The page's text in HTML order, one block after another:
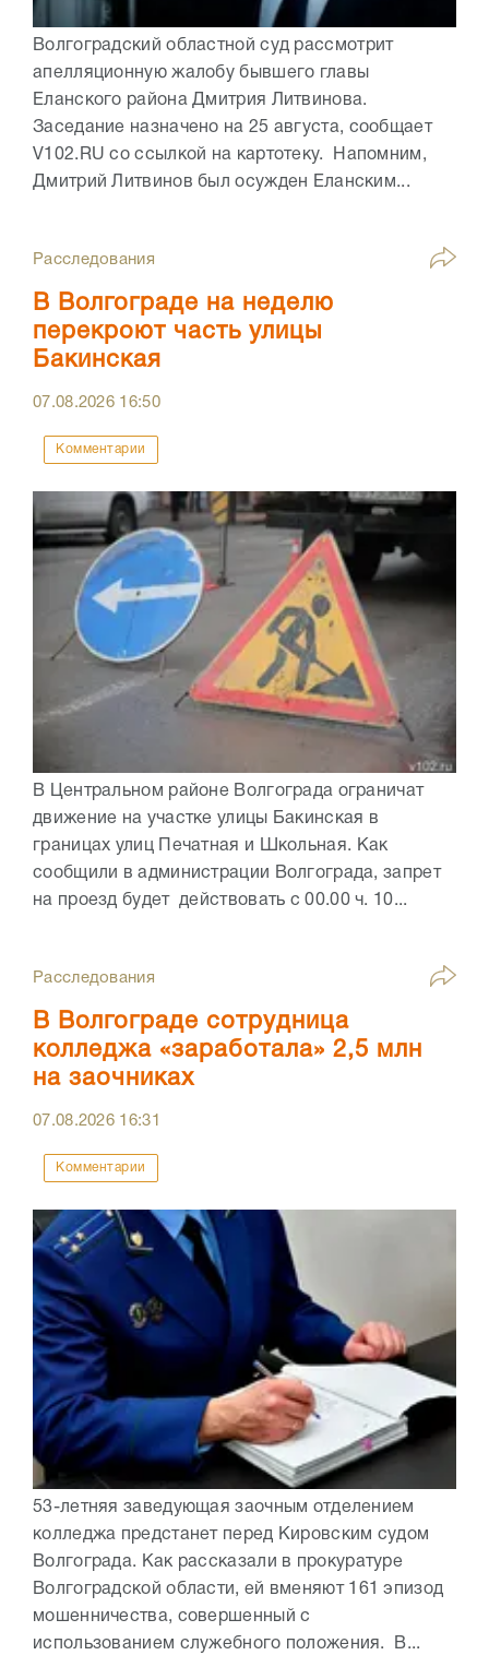
Волгоградский областной суд рассмотрит
апелляционную жалобу бывшего главы
Еланского района Дмитрия Литвинова.
Заседание назначено на 25 августа, сообщает
V102.RU со ссылкой на картотеку. Напомним,
Дмитрий Литвинов был осужден Еланским...
Расследования
В Волгограде на неделю
перекроют часть улицы
Бакинская
07.08.2026 16:50
Комментарии
В Центральном районе Волгограда ограничат
движение на участке улицы Бакинская в
границах улиц Печатная и Школьная. Как
сообщили в администрации Волгограда, запрет
на проезд будет действовать с 00.00 ч. 10...
Расследования
В Волгограде сотрудница
колледжа «заработала» 2,5 млн
на заочниках
07.08.2026 16:31
Комментарии
53-летняя заведующая заочным отделением
колледжа предстанет перед Кировским судом
Волгограда. Как рассказали в прокуратуре
Волгоградской области, ей вменяют 161 эпизод
мошенничества, совершенный с
использованием служебного положения. В...